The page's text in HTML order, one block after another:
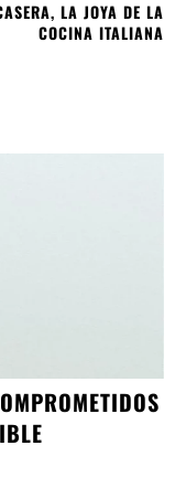
LA JOYA DE LA
COCINA ITALIANA